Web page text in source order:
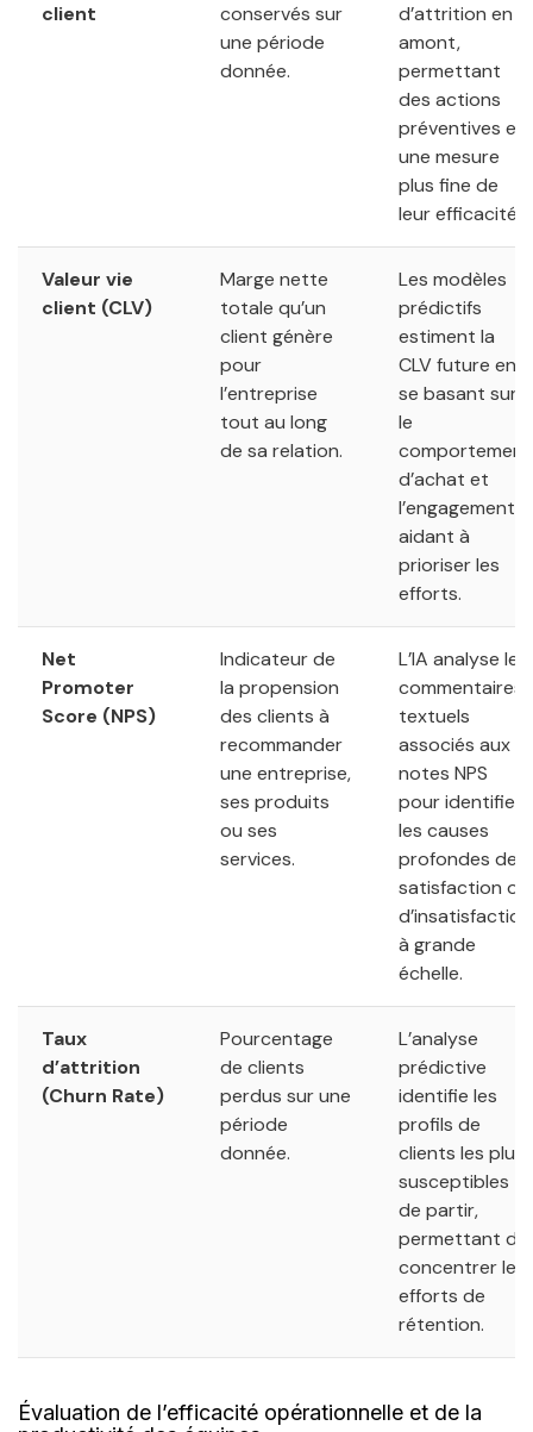
client
conservés sur
une période
donnée.
d’attrition en
amont,
permettant
des actions
préventives et
une mesure
plus fine de
leur efficacité.
Valeur vie
client (CLV)
Marge nette
totale qu’un
client génère
pour
l’entreprise
tout au long
de sa relation.
Les modèles
prédictifs
estiment la
CLV future en
se basant sur
le
comportement
d’achat et
l’engagement,
aidant à
prioriser les
efforts.
Net
Promoter
Score (NPS)
Indicateur de
la propension
des clients à
recommander
une entreprise,
ses produits
ou ses
services.
L’IA analyse les
commentaires
textuels
associés aux
notes NPS
pour identifier
les causes
profondes de
satisfaction ou
d’insatisfaction
à grande
échelle.
Taux
d’attrition
(Churn Rate)
Pourcentage
de clients
perdus sur une
période
donnée.
L’analyse
prédictive
identifie les
profils de
clients les plus
susceptibles
de partir,
permettant de
concentrer les
efforts de
rétention.
Évaluation de l’efficacité opérationnelle et de la